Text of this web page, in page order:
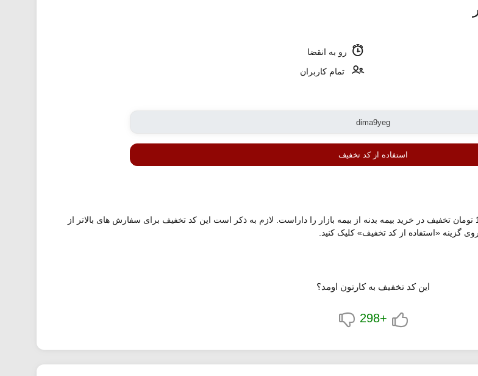
رو به انقضا
تمام کاربران
استفاده از کد تخفیف
معرفی شده امکان بهره مندی از 120،000 تومان تخفیف در خرید بیمه بدنه از بیمه بازار را داراست. لازم به ذکر است این کد تخفیف برای سفارش های بالاتر از
این کد تخفیف به کارتون اومد؟
+298